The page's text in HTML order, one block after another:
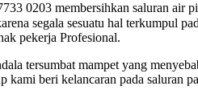
0203 membersihkan saluran air
segala sesuatu hal terkumpul
pekerja Profesional.
tersumbat mampet yang
beri kelancaran pada saluran